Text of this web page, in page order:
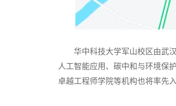
华中科技大学军山校区由武汉
人工智能应用、碳中和与环境保
卓越工程师学院等机构也将率先入